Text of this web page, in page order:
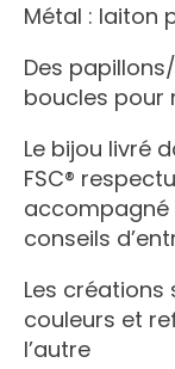
Métal : laiton
Des
boucles pour
Le bijou livré
FSC®
accompagné
conseils
Les créations
couleurs et
l’autre